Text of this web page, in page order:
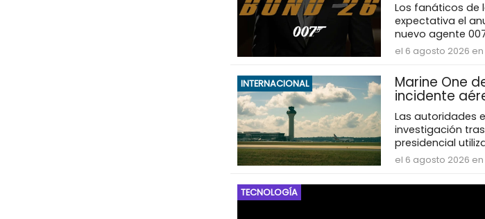
Los fanáticos de
expectativa el
nuevo agente
el 6 agosto 2026 en
INTERNACIONAL Marine One
incidente
Las autoridades
investigación
presidencial
el 6 agosto 2026 en
TECNOLOGÍA